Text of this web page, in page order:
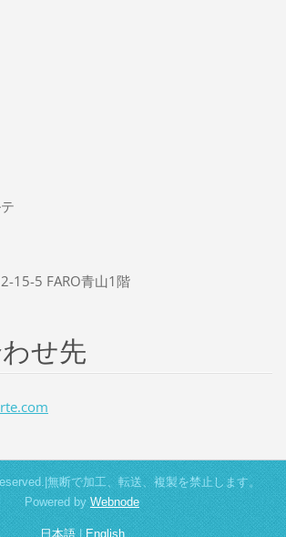
15-5 FARO青山1階
せ先
te.com
無断で加工、転送、複製を禁止します。
Powered byWebnode
日本語|English